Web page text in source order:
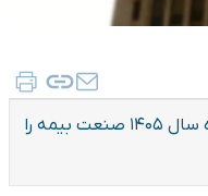
بیمه مرکزی، آمار شکایات نخستین‌ماه سال ۱۴۰۵ صنعت بیمه را